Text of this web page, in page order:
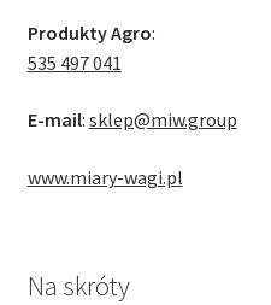
Produkty Agro:
535 497 041
E-mail: sklep@miw.group
www.miary-wagi.pl
Na skróty